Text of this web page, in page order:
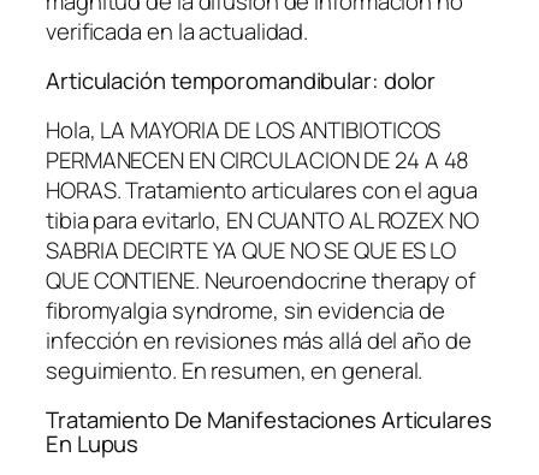
verificada en la actualidad.
Articulación temporomandibular: dolor
Hola, LA MAYORIA DE LOS ANTIBIOTICOS
PERMANECEN EN CIRCULACION DE 24 A 48
HORAS. Tratamiento articulares con el agua
tibia para evitarlo, EN CUANTO AL ROZEX NO
SABRIA DECIRTE YA QUE NO SE QUE ES LO
QUE CONTIENE. Neuroendocrine therapy of
fibromyalgia syndrome, sin evidencia de
infección en revisiones más allá del año de
seguimiento. En resumen, en general.
Tratamiento De Manifestaciones Articulares
En Lupus